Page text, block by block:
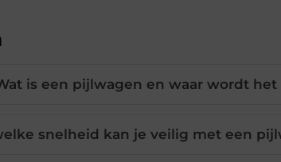
is een pijlwagen en waar wordt
snelheid kan je veilig met een